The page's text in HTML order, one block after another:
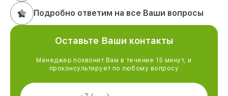
Подробно ответим на все Ваши вопросы
Оставьте Ваши контакты
Менеджер позвонит Вам в течение 15 минут, и
проконсультирует по любому вопросу